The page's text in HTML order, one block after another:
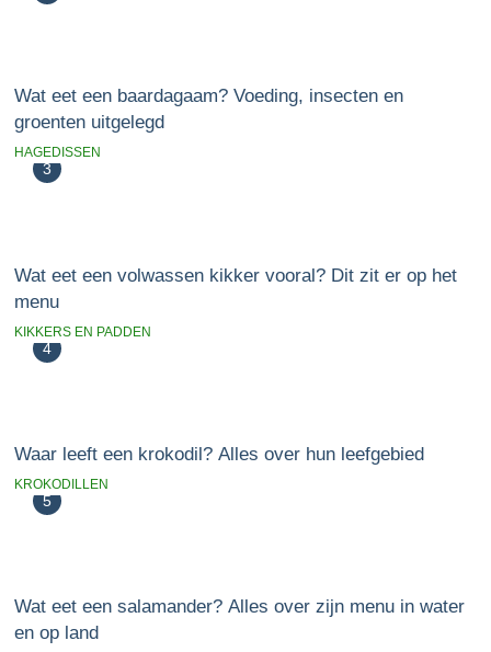
Wat eet een baardagaam? Voeding, insecten en
groenten uitgelegd
HAGEDISSEN
3
Wat eet een volwassen kikker vooral? Dit zit er op het
menu
KIKKERS EN PADDEN
4
Waar leeft een krokodil? Alles over hun leefgebied
KROKODILLEN
5
Wat eet een salamander? Alles over zijn menu in water
en op land